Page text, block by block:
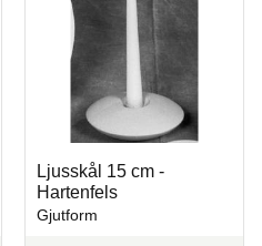
Ljusskål 15 cm -
Hartenfels
Gjutform